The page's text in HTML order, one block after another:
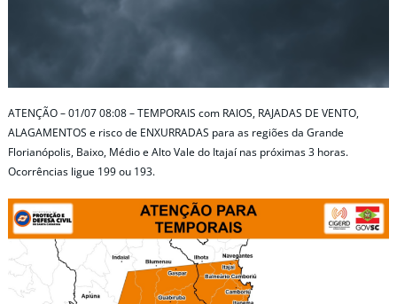
ATENÇÃO – 01/07 08:08 – TEMPORAIS com RAIOS, RAJADAS DE VENTO,
ALAGAMENTOS e risco de ENXURRADAS para as regiões da Grande
Florianópolis, Baixo, Médio e Alto Vale do Itajaí nas próximas 3 horas.
Ocorrências ligue 199 ou 193.